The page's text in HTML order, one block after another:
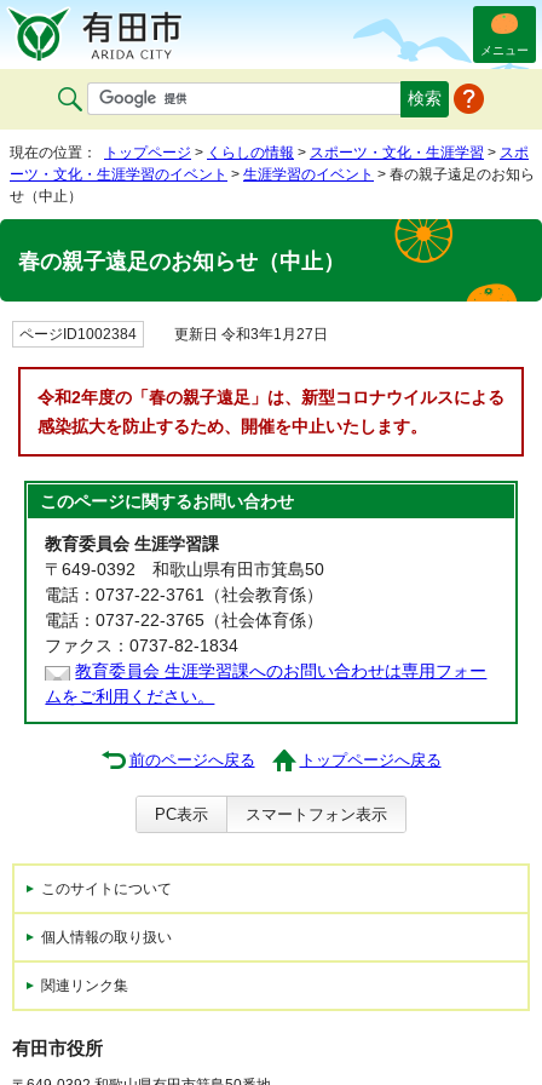
メニュー
現在の位置： トップページ > くらしの情報 > スポーツ・文化・生涯学習 > スポ
ーツ・文化・生涯学習のイベント > 生涯学習のイベント > 春の親子遠足のお知ら
せ（中止）
春の親子遠足のお知らせ（中止）
ページID1002384 更新日 令和3年1月27日
令和2年度の「春の親子遠足」は、新型コロナウイルスによる
感染拡大を防止するため、開催を中止いたします。
このページに関するお問い合わせ
教育委員会 生涯学習課
〒649-0392 和歌山県有田市箕島50
電話：0737-22-3761（社会教育係）
電話：0737-22-3765（社会体育係）
ファクス：0737-82-1834
教育委員会 生涯学習課へのお問い合わせは専用フォー
ムをご利用ください。
前のページへ戻る トップページへ戻る
PC表示 スマートフォン表示
このサイトについて
個人情報の取り扱い
関連リンク集
有田市役所